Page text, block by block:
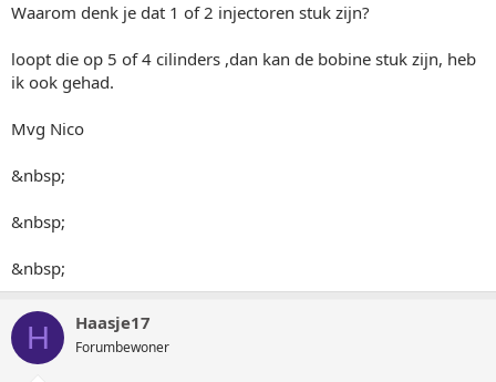
Waarom denk je dat 1 of 2 injectoren stuk zijn?
loopt die op 5 of 4 cilinders ,dan kan de bobine stuk zijn, heb
ik ook gehad.
Mvg Nico
&nbsp;
&nbsp;
&nbsp;
H Haasje17
Forumbewoner